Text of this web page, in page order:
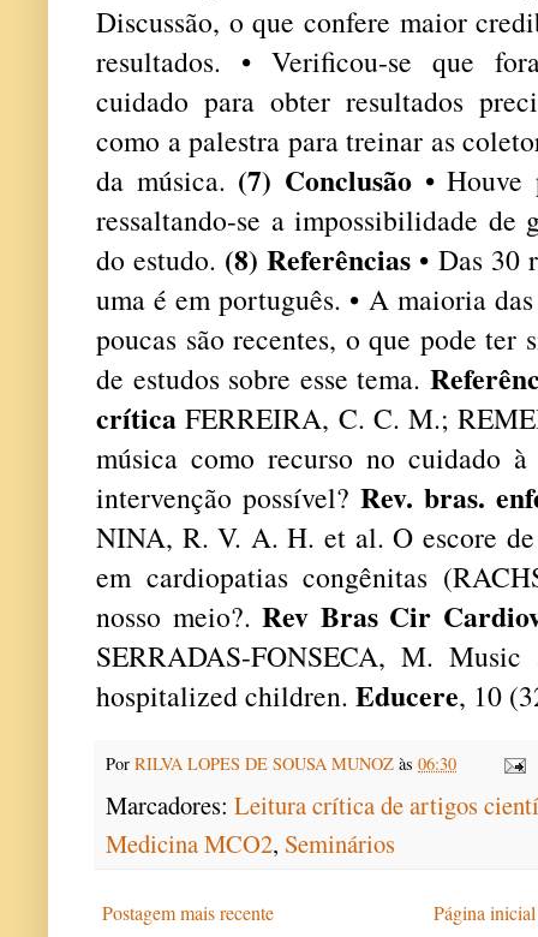
Discussão, o que confere maior
resultados. • Verificou-se que
cuidado para obter resultados
como a palestra para treinar as
da música. (7) Conclusão • Houve
ressaltando-se a impossibilidade de
do estudo. (8) Referências • Das 30
uma é em português. • A maioria
poucas são recentes, o que pode ter
de estudos sobre esse tema.
críticaFERREIRA, C. C. M.;
música como recurso no cuidado
intervenção possível? Rev. bras.
NINA, R. V. A. H. et al. O escore
em cardiopatias congênitas
nosso meio?.Rev Bras Cir
SERRADAS-FONSECA, M.
hospitalized children. Educere, 10
Por RILVA LOPES DE SOUSA MUNOZ às 06:30
Marcadores: Leitura crítica de artigos
Medicina MCO2, Seminários
Postagem mais recente Página inicial